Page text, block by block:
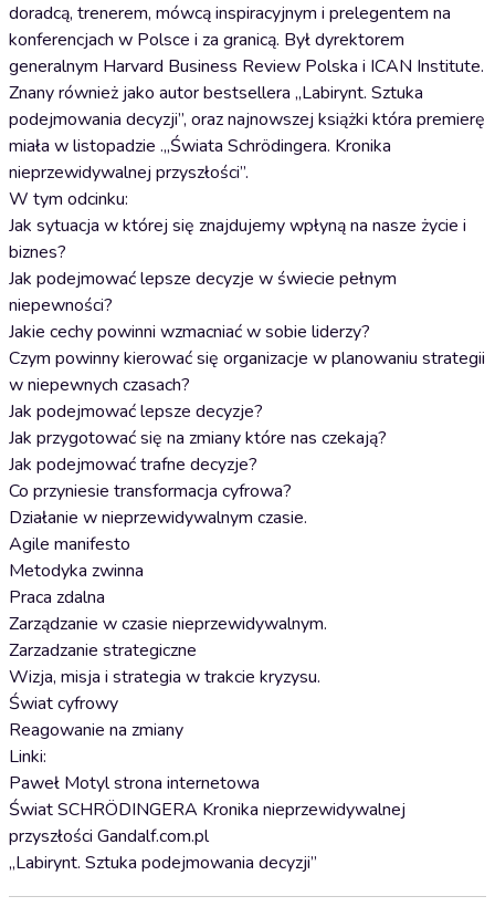
doradcą, trenerem, mówcą inspiracyjnym i prelegentem na
konferencjach w Polsce i za granicą. Był dyrektorem
generalnym Harvard Business Review Polska i ICAN Institute.
Znany również jako autor bestsellera „Labirynt. Sztuka
podejmowania decyzji”, oraz najnowszej książki która premierę
miała w listopadzie .„Świata Schrödingera. Kronika
nieprzewidywalnej przyszłości”.
W tym odcinku:
Jak sytuacja w której się znajdujemy wpłyną na nasze życie i
biznes?
Jak podejmować lepsze decyzje w świecie pełnym
niepewności?
Jakie cechy powinni wzmacniać w sobie liderzy?
Czym powinny kierować się organizacje w planowaniu strategii
w niepewnych czasach?
Jak podejmować lepsze decyzje?
Jak przygotować się na zmiany które nas czekają?
Jak podejmować trafne decyzje?
Co przyniesie transformacja cyfrowa?
Działanie w nieprzewidywalnym czasie.
Agile manifesto
Metodyka zwinna
Praca zdalna
Zarządzanie w czasie nieprzewidywalnym.
Zarzadzanie strategiczne
Wizja, misja i strategia w trakcie kryzysu.
Świat cyfrowy
Reagowanie na zmiany
Linki:
Paweł Motyl strona internetowa
Świat SCHRÖDINGERA Kronika nieprzewidywalnej
przyszłości Gandalf.com.pl
„Labirynt. Sztuka podejmowania decyzji”